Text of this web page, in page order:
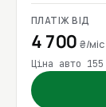
ПЛАТІЖ ВІД
4 700₴/міс
Ціна авто